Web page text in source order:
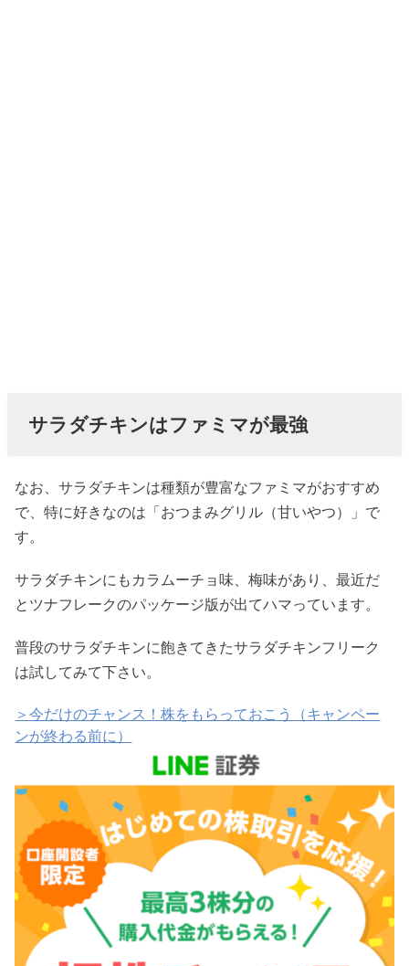
サラダチキンはファミマが最強
なお、サラダチキンは種類が豊富なファミマがおすすめ
で、特に好きなのは「おつまみグリル（甘いやつ）」で
す。
サラダチキンにもカラムーチョ味、梅味があり、最近だ
とツナフレークのパッケージ版が出てハマっています。
普段のサラダチキンに飽きてきたサラダチキンフリーク
は試してみて下さい。
＞今だけのチャンス！株をもらっておこう（キャンペー
ンが終わる前に）